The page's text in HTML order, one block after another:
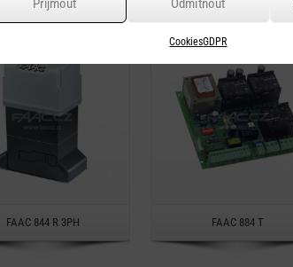
CookiesGDPR
FAAC 844 R 3PH FAAC 884 T